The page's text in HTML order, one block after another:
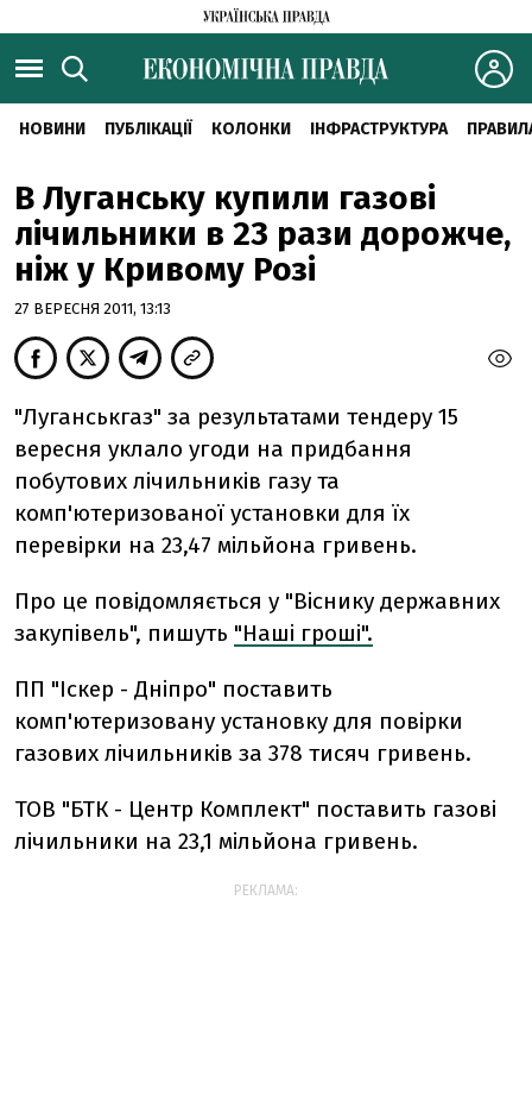
НОВИНИ ПУБЛІКАЦІЇ КОЛОНКИ ІНФРАСТРУКТУРА
В Луганську купили газові
лічильники в 23 рази дорожче,
ніж у Кривому Розі
27 ВЕРЕСНЯ 2011, 13:13
"Луганськгаз" за результатами тендеру 15
вересня уклало угоди на придбання
побутових лічильників газу та
комп'ютеризованої установки для їх
перевірки на 23,47 мільйона гривень.
Про це повідомляється у "Віснику державних
закупівель", пишуть "Наші гроші".
ПП "Іскер - Дніпро" поставить
комп'ютеризовану установку для повірки
газових лічильників за 378 тисяч гривень.
ТОВ "БТК - Центр Комплект" поставить газові
лічильники на 23,1 мільйона гривень.
РЕКЛАМА: